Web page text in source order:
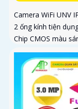
Camera WiFi UNV
2 ống kính tiện
Chip CMOS màu
Ngoại 30m